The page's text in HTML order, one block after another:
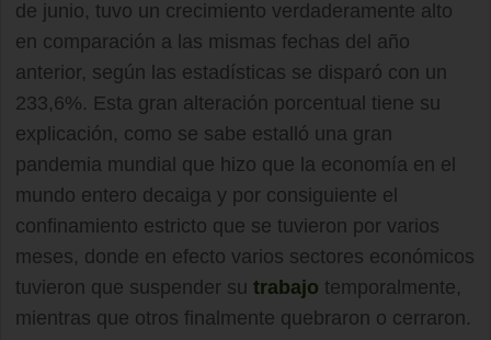
de junio, tuvo un crecimiento verdaderamente alto
en comparación a las mismas fechas del año
anterior, según las estadísticas se disparó con un
233,6%. Esta gran alteración porcentual tiene su
explicación, como se sabe estalló una gran
pandemia mundial que hizo que la economía en el
mundo entero decaiga y por consiguiente el
confinamiento estricto que se tuvieron por varios
meses, donde en efecto varios sectores económicos
tuvieron que suspender su trabajo temporalmente,
mientras que otros finalmente quebraron o cerraron.